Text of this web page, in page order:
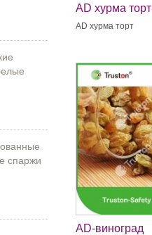
спаржи
AD хурма торт
AD хурма торт
AD-виноград